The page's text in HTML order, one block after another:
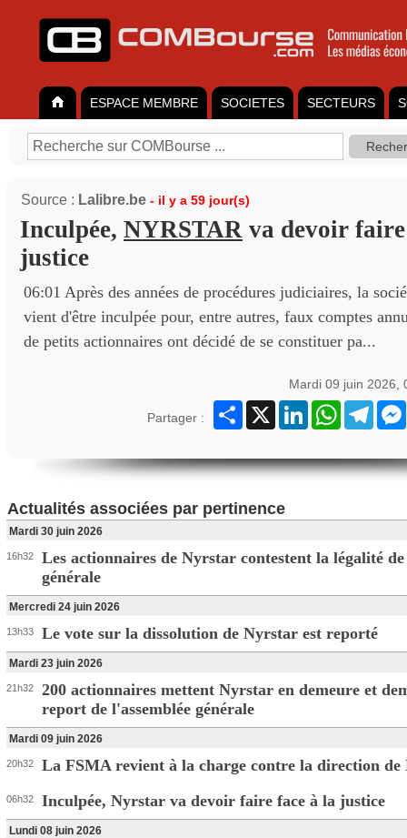
ESPACE MEMBRE SOCIETES SECTEURS
Source : Lalibre.be - il y a 59 jour(s)
Inculpée, NYRSTAR va devoir
justice
06:01 Après des années de procédures judiciaires, la
vient d'être inculpée pour, entre autres, faux comptes
de petits actionnaires ont décidé de se constituer pa...
Mardi 09 juin 2026,
Partager :
Partager
X LinkedInWhatsApp
Actualités associées par pertinence
Mardi 30 juin 2026
16h32
Les actionnaires de Nyrstar contestent la légalité de
générale
Mercredi 24 juin 2026
13h33 Le vote sur la dissolution de Nyrstar est reporté
Mardi 23 juin 2026
21h32
200 actionnaires mettent Nyrstar en demeure et
report de l'assemblée générale
Mardi 09 juin 2026
20h32 La FSMA revient à la charge contre la direction de
06h32 Inculpée, Nyrstar va devoir faire face à la justice
Lundi 08 juin 2026